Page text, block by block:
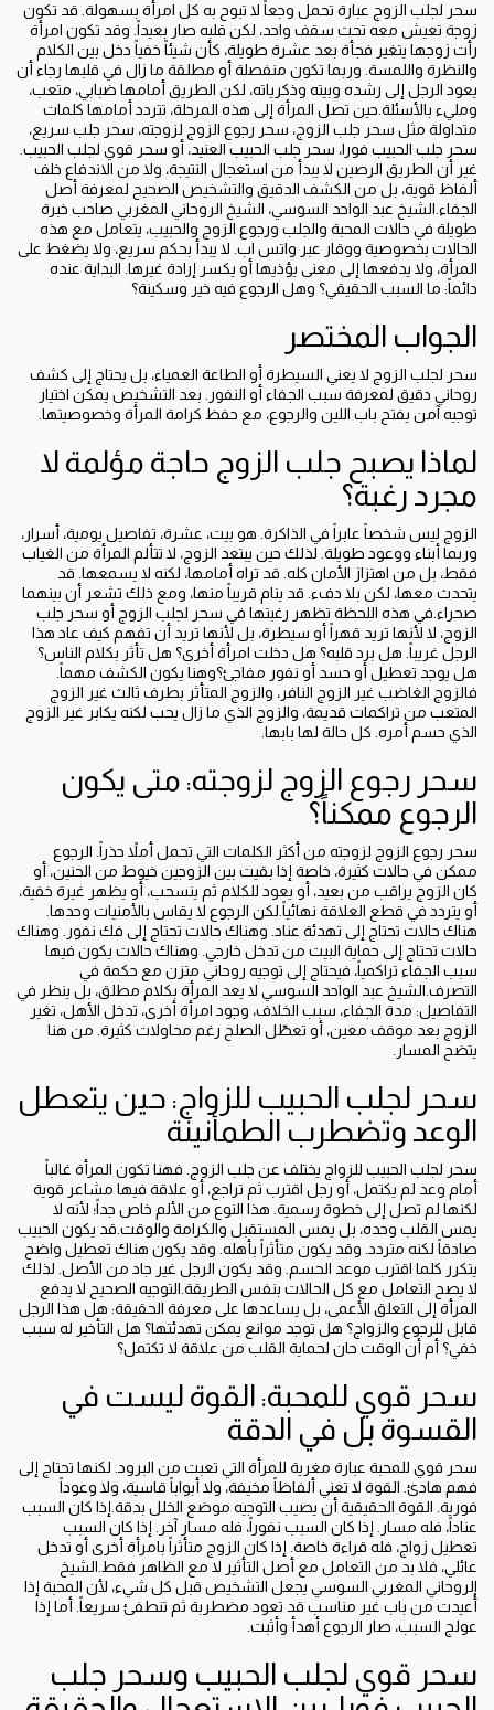
سحر لجلب الزوج عبارة تحمل وجعاً لا تبوح به كل امرأة بسهولة. قد تكون
زوجة تعيش معه تحت سقف واحد، لكن قلبه صار بعيداً. وقد تكون امرأة
رأت زوجها يتغير فجأة بعد عشرة طويلة، كأن شيئاً خفياً دخل بين الكلام
والنظرة واللمسة. وربما تكون منفصلة أو مطلقة ما زال في قلبها رجاء أن
يعود الرجل إلى رشده وبيته وذكرياته، لكن الطريق أمامها ضبابي، متعب،
ومليء بالأسئلة.حين تصل المرأة إلى هذه المرحلة، تتردد أمامها كلمات
متداولة مثل سحر جلب الزوج، سحر رجوع الزوج لزوجته، سحر جلب سريع،
سحر جلب الحبيب فورا، سحر جلب الحبيب العنيد، أو سحر قوي لجلب الحبيب.
غير أن الطريق الرصين لا يبدأ من استعجال النتيجة، ولا من الاندفاع خلف
ألفاظ قوية، بل من الكشف الدقيق والتشخيص الصحيح لمعرفة أصل
الجفاء.الشيخ عبد الواحد السوسي، الشيخ الروحاني المغربي صاحب خبرة
طويلة في حالات المحبة والجلب ورجوع الزوج والحبيب، يتعامل مع هذه
الحالات بخصوصية ووقار عبر واتس اب. لا يبدأ بحكم سريع، ولا يضغط على
المرأة، ولا يدفعها إلى معنى يؤذيها أو يكسر إرادة غيرها. البداية عنده
دائماً: ما السبب الحقيقي؟ وهل الرجوع فيه خير وسكينة؟
الجواب المختصر
سحر لجلب الزوج لا يعني السيطرة أو الطاعة العمياء، بل يحتاج إلى كشف
روحاني دقيق لمعرفة سبب الجفاء أو النفور. بعد التشخيص يمكن اختيار
توجيه آمن يفتح باب اللين والرجوع، مع حفظ كرامة المرأة وخصوصيتها.
لماذا يصبح جلب الزوج حاجة مؤلمة لا
مجرد رغبة؟
الزوج ليس شخصاً عابراً في الذاكرة. هو بيت، عشرة، تفاصيل يومية، أسرار،
وربما أبناء ووعود طويلة. لذلك حين يبتعد الزوج، لا تتألم المرأة من الغياب
فقط، بل من اهتزاز الأمان كله. قد تراه أمامها، لكنه لا يسمعها. قد
يتحدث معها، لكن بلا دفء. قد ينام قريباً منها، ومع ذلك تشعر أن بينهما
صحراء.في هذه اللحظة تظهر رغبتها في سحر لجلب الزوج أو سحر جلب
الزوج، لا لأنها تريد قهراً أو سيطرة، بل لأنها تريد أن تفهم كيف عاد هذا
الرجل غريباً. هل برد قلبه؟ هل دخلت امرأة أخرى؟ هل تأثر بكلام الناس؟
هل يوجد تعطيل أو حسد أو نفور مفاجئ؟وهنا يكون الكشف مهماً.
فالزوج الغاضب غير الزوج النافر، والزوج المتأثر بطرف ثالث غير الزوج
المتعب من تراكمات قديمة، والزوج الذي ما زال يحب لكنه يكابر غير الزوج
الذي حسم أمره. كل حالة لها بابها.
سحر رجوع الزوج لزوجته: متى يكون
الرجوع ممكناً؟
سحر رجوع الزوج لزوجته من أكثر الكلمات التي تحمل أملاً حذراً. الرجوع
ممكن في حالات كثيرة، خاصة إذا بقيت بين الزوجين خيوط من الحنين، أو
كان الزوج يراقب من بعيد، أو يعود للكلام ثم ينسحب، أو يظهر غيرة خفية،
أو يتردد في قطع العلاقة نهائياً.لكن الرجوع لا يقاس بالأمنيات وحدها.
هناك حالات تحتاج إلى تهدئة عناد. وهناك حالات تحتاج إلى فك نفور. وهناك
حالات تحتاج إلى حماية البيت من تدخل خارجي. وهناك حالات يكون فيها
سبب الجفاء تراكمياً، فيحتاج إلى توجيه روحاني متزن مع حكمة في
التصرف.الشيخ عبد الواحد السوسي لا يعد المرأة بكلام مطلق، بل ينظر في
التفاصيل: مدة الجفاء، سبب الخلاف، وجود امرأة أخرى، تدخل الأهل، تغير
الزوج بعد موقف معين، أو تعطّل الصلح رغم محاولات كثيرة. من هنا
يتضح المسار.
سحر لجلب الحبيب للزواج: حين يتعطل
الوعد وتضطرب الطمأنينة
سحر لجلب الحبيب للزواج يختلف عن جلب الزوج. فهنا تكون المرأة غالباً
أمام وعد لم يكتمل، أو رجل اقترب ثم تراجع، أو علاقة فيها مشاعر قوية
لكنها لم تصل إلى خطوة رسمية. هذا النوع من الألم خاص جداً؛ لأنه لا
يمس القلب وحده، بل يمس المستقبل والكرامة والوقت.قد يكون الحبيب
صادقاً لكنه متردد. وقد يكون متأثراً بأهله. وقد يكون هناك تعطيل واضح
يتكرر كلما اقترب موعد الحسم. وقد يكون الرجل غير جاد من الأصل. لذلك
لا يصح التعامل مع كل الحالات بنفس الطريقة.التوجيه الصحيح لا يدفع
المرأة إلى التعلق الأعمى، بل يساعدها على معرفة الحقيقة: هل هذا الرجل
قابل للرجوع والزواج؟ هل توجد موانع يمكن تهدئتها؟ هل التأخير له سبب
خفي؟ أم أن الوقت حان لحماية القلب من علاقة لا تكتمل؟
سحر قوي للمحبة: القوة ليست في
القسوة بل في الدقة
سحر قوي للمحبة عبارة مغرية للمرأة التي تعبت من البرود. لكنها تحتاج إلى
فهم هادئ. القوة لا تعني ألفاظاً مخيفة، ولا أبواباً قاسية، ولا وعوداً
فورية. القوة الحقيقية أن يصيب التوجيه موضع الخلل بدقة.إذا كان السبب
عناداً، فله مسار. إذا كان السبب نفوراً، فله مسار آخر. إذا كان السبب
تعطيل زواج، فله قراءة خاصة. إذا كان الزوج متأثراً بامرأة أخرى أو تدخل
عائلي، فلا بد من التعامل مع أصل التأثير لا مع الظاهر فقط.الشيخ
الروحاني المغربي السوسي يجعل التشخيص قبل كل شيء، لأن المحبة إذا
أُعيدت من باب غير مناسب قد تعود مضطربة ثم تنطفئ سريعاً. أما إذا
عولج السبب، صار الرجوع أهدأ وأثبت.
سحر قوي لجلب الحبيب وسحر جلب